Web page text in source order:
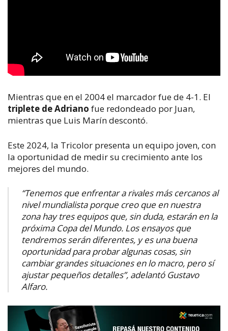
Mientras que en el 2004 el marcador fue de 4-1. El
triplete de Adriano fue redondeado por Juan,
mientras que Luis Marín descontó.
Este 2024, la Tricolor presenta un equipo joven, con
la oportunidad de medir su crecimiento ante los
mejores del mundo.
“Tenemos que enfrentar a rivales más cercanos al
nivel mundialista porque creo que en nuestra
zona hay tres equipos que, sin duda, estarán en la
próxima Copa del Mundo. Los ensayos que
tendremos serán diferentes, y es una buena
oportunidad para probar algunas cosas, sin
cambiar grandes situaciones en lo macro, pero sí
ajustar pequeños detalles”, adelantó Gustavo
Alfaro.